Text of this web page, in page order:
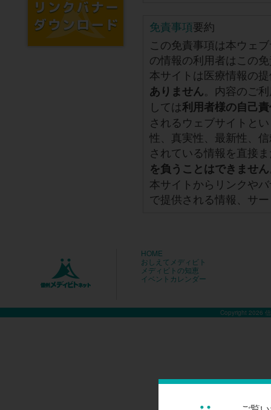
免責事項要約
この免責事項は本ウェ
の情報の利用者はこの
本サイトは医療情報の
ありません。内容のご
しては利用者様の自己
されるウェブサイトと
性、真実性、最新性、
されている情報を直接
を負うことはできません
本サイトからリンクや
で提供される情報、サ
HOME
おしえてメディビト
メディビトの知恵
イベントカレンダー
Copyright 2026